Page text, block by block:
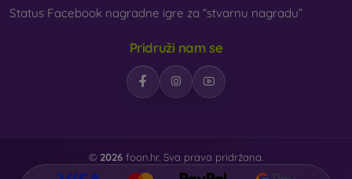
Status Facebook nagradne igre za “stvarnu nagradu”
Pridruži nam se
© 2026 foon.hr. Sva prava pridržana.